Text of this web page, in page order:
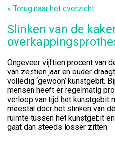
« Terug naar het overzicht
Slinken van de
Ongeveer vijftien procent van
van zestien jaar en ouder
volledig ‘gewoon’ kunstgebit.
mensen heeft er regelmatig
verloop van tijd het kunstgebit
meestal door het slinken van
ruimte tussen het kunstgebit
gaat dan steeds losser zitten.